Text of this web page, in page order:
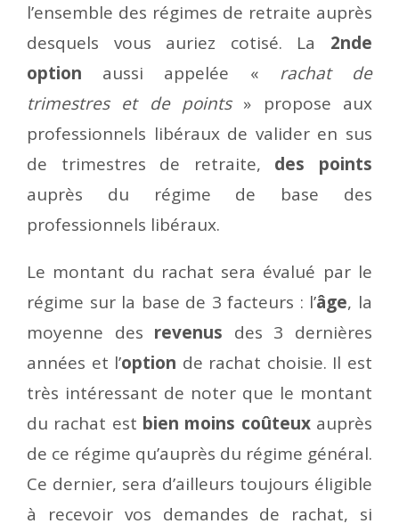
l’ensemble des régimes de retraite auprès
desquels vous auriez cotisé. La 2nde
option aussi appelée « rachat de
trimestres et de points» propose aux
professionnels libéraux de valider en sus
de trimestres de retraite, des points
auprès du régime de base des
professionnels libéraux.
Le montant du rachat sera évalué par le
régime sur la base de 3 facteurs : l’âge, la
moyenne des revenus des 3 dernières
années et l’option de rachat choisie. Il est
très intéressant de noter que le montant
du rachat est bien moins coûteuxauprès
de ce régime qu’auprès du régime général.
Ce dernier, sera d’ailleurs toujours éligible
à recevoir vos demandes de rachat, si